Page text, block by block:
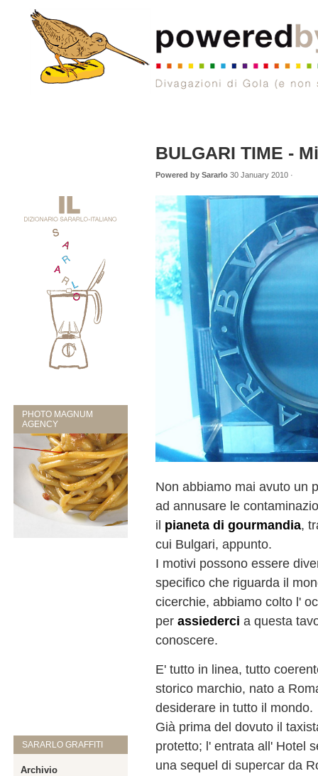
PHOTO MAGNUM
AGENCY
SARARLO GRAFFITI
Archivio
BULGARI TIME -
Powered by Sararlo 30 January 2010 ·
Non abbiamo mai avuto un
ad annusare le
il pianeta di gourmandia,
cui Bulgari, appunto.
I motivi possono essere
specifico che riguarda il
cicerchie, abbiamo colto l'
perassiederci a questa
conoscere.
E' tutto in linea, tutto
storico marchio, nato a
desiderare in tutto il mondo.
Già prima del dovuto il
protetto; l' entrata all' Hotel
una sequel di supercar da